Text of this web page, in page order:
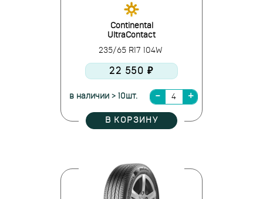
Continental
UltraContact
235/65 R17 104W
22 550 ₽
в наличии > 10шт.
В КОРЗИНУ